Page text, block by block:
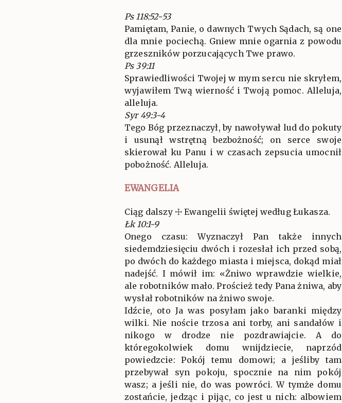
Ps 118:52-53
Pamiętam, Panie, o dawnych Twych Sądach, są one
dla mnie pociechą. Gniew mnie ogarnia z powodu
grzeszników porzucających Twe prawo.
Ps 39:11
Sprawiedliwości Twojej w mym sercu nie skryłem,
wyjawiłem Twą wierność i Twoją pomoc. Alleluja,
alleluja.
Syr 49:3-4
Tego Bóg przeznaczył, by nawoływał lud do pokuty
i usunął wstrętną bezbożność; on serce swoje
skierował ku Panu i w czasach zepsucia umocnił
pobożność. Alleluja.
EWANGELIA
Ciąg dalszy ☩ Ewangelii świętej według Łukasza.
Łk 10:1-9
Onego czasu: Wyznaczył Pan także innych
siedemdziesięciu dwóch i rozesłał ich przed sobą,
po dwóch do każdego miasta i miejsca, dokąd miał
nadejść. I mówił im: «Żniwo wprawdzie wielkie,
ale robotników mało. Proścież tedy Pana żniwa, aby
wysłał robotników na żniwo swoje.
Idźcie, oto Ja was posyłam jako baranki między
wilki. Nie noście trzosa ani torby, ani sandałów i
nikogo w drodze nie pozdrawiajcie. A do
któregokolwiek domu wnijdziecie, naprzód
powiedzcie: Pokój temu domowi; a jeśliby tam
przebywał syn pokoju, spocznie na nim pokój
wasz; a jeśli nie, do was powróci. W tymże domu
zostańcie, jedząc i pijąc, co jest u nich: albowiem